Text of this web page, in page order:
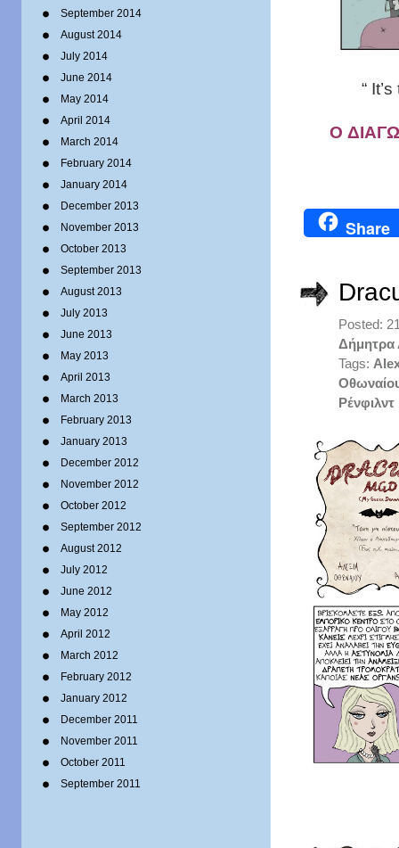
September 2014
August 2014
July 2014
June 2014
May 2014
April 2014
March 2014
February 2014
January 2014
December 2013
November 2013
October 2013
September 2013
August 2013
July 2013
June 2013
May 2013
April 2013
March 2013
February 2013
January 2013
December 2012
November 2012
October 2012
September 2012
August 2012
July 2012
June 2012
May 2012
April 2012
March 2012
February 2012
January 2012
December 2011
November 2011
October 2011
September 2011
“
O
Share
Posted:
Δήμητρα
Tags:
Ρένφιλντ